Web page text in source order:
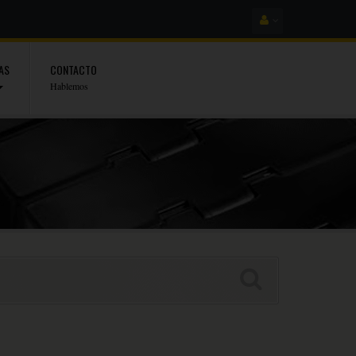
CONTACTO
Hablemos